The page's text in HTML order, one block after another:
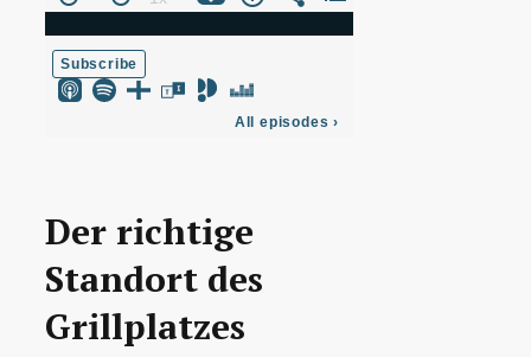
Der richtige
Standort des
Grillplatzes